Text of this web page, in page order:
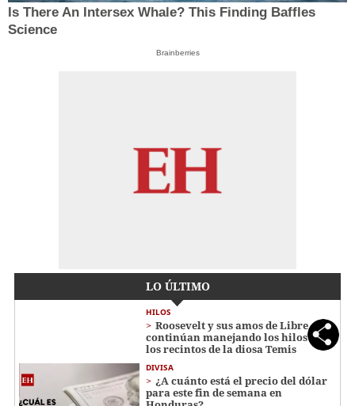
Is There An Intersex Whale? This Finding Baffles
Science
Brainberries
LO ÚLTIMO
HILOS
Roosevelt y sus amos de Libre
continúan manejando los hilos en
los recintos de la diosa Temis
DIVISA
¿A cuánto está el precio del dólar
para este fin de semana en